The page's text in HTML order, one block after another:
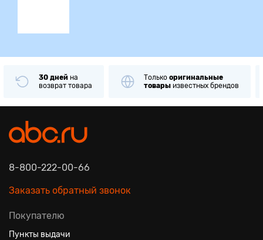
30 дней на
возврат товара
Только оригинальные
товары известных брендов
8-800-222-00-66
Заказать обратный звонок
Покупателю
Пункты выдачи